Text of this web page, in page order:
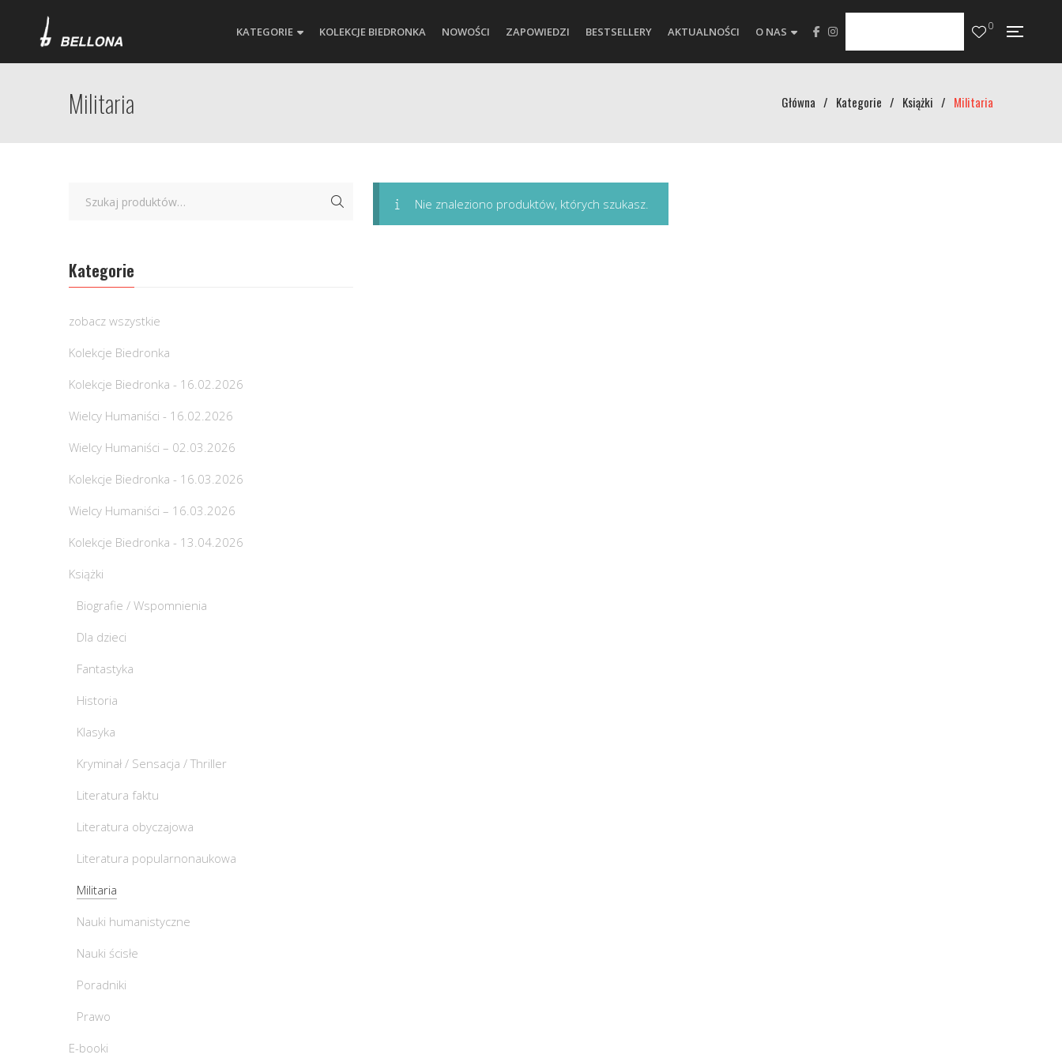
KATEGORIE KOLEKCJE BIEDRONKA NOWOŚCI ZAPOWIEDZI BESTSELLERY AKTUALNOŚCI O NAS 0
Militaria Główna / Kategorie / Książki / Militaria
Nie znaleziono produktów, których szukasz.
Kategorie
zobacz wszystkie
Kolekcje Biedronka
Kolekcje Biedronka - 16.02.2026
Wielcy Humaniści - 16.02.2026
Wielcy Humaniści – 02.03.2026
Kolekcje Biedronka - 16.03.2026
Wielcy Humaniści – 16.03.2026
Kolekcje Biedronka - 13.04.2026
Książki
Biografie / Wspomnienia
Dla dzieci
Fantastyka
Historia
Klasyka
Kryminał / Sensacja / Thriller
Literatura faktu
Literatura obyczajowa
Literatura popularnonaukowa
Militaria
Nauki humanistyczne
Nauki ścisłe
Poradniki
Prawo
E-booki